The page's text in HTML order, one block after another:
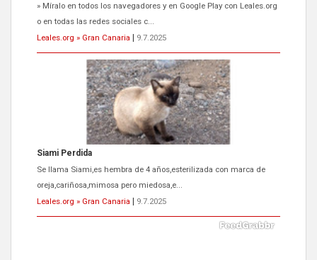
» Míralo en todos los navegadores y en Google Play con Leales.org
o en todas las redes sociales c...
Leales.org » Gran Canaria
9.7.2025
Siami Perdida
Se llama Siami,es hembra de 4 años,esterilizada con marca de
oreja,cariñosa,mimosa pero miedosa,e...
Leales.org » Gran Canaria
9.7.2025